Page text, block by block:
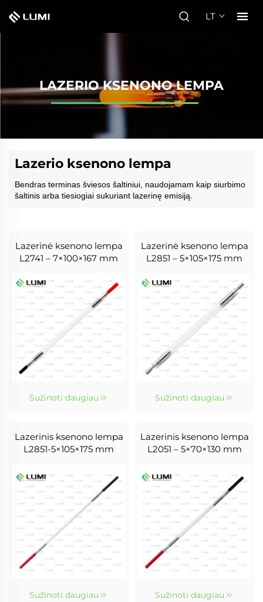
LT
LAZERIO KSENONO LEMPA
Lazerio ksenono lempa
Bendras terminas šviesos šaltiniui, naudojamam kaip siurbimo
šaltinis arba tiesiogiai sukuriant lazerinę emisiją.
Lazerinė ksenono lempa
L2741 – 7×100×167 mm
Sužinoti daugiau
Lazerinė ksenono lempa
L2851 – 5×105×175 mm
Sužinoti daugiau
Lazerinis ksenono lempa
L2851-5×105×175 mm
Sužinoti daugiau
Lazerinis ksenono lempa
L2051 – 5×70×130 mm
Sužinoti daugiau